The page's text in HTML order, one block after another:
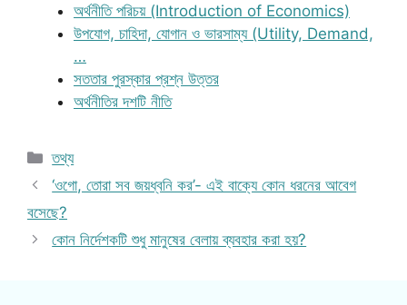
অর্থনীতি পরিচয় (Introduction of Economics)
উপযোগ, চাহিদা, যোগান ও ভারসাম্য (Utility, Demand,
…
সততার পুরস্কার প্রশ্ন উত্তর
অর্থনীতির দশটি নীতি
Categories
তথ্য
‘ওগো, তোরা সব জয়ধ্বনি কর’- এই বাক্যে কোন ধরনের আবেগ
বসেছে?
কোন নির্দেশকটি শুধু মানুষের বেলায় ব্যবহার করা হয়?